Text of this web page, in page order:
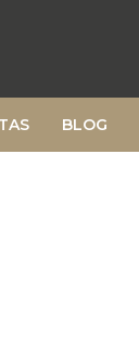
BLOG